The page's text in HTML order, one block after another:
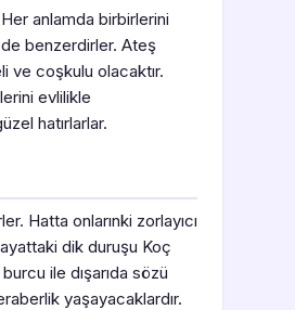
anlamda birbirlerini
benzerdirler. Ateş
ve coşkulu olacaktır.
evlilikle
hatırlarlar.
Hatta onlarınki zorlayıcı
dik duruşu Koç
ile dışarıda sözü
yaşayacaklardır.